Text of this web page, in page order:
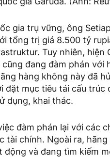
gia trụ vững, ông
tổng trị giá 8.500 tỷ
Tuy nhiên, hiện
đang đàm phán với
hàng không này đã
đặt mục tiêu tái cấu trúc
dụng, khai thác.
đàm phán lại với các
tài chính. Ngoài ra,
động và đang tìm kiếm